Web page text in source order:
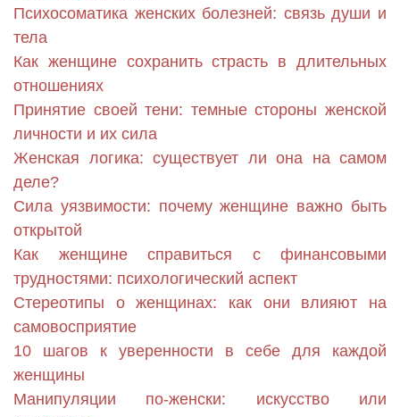
Психосоматика женских болезней: связь души и
тела
Как женщине сохранить страсть в длительных
отношениях
Принятие своей тени: темные стороны женской
личности и их сила
Женская логика: существует ли она на самом
деле?
Сила уязвимости: почему женщине важно быть
открытой
Как женщине справиться с финансовыми
трудностями: психологический аспект
Стереотипы о женщинах: как они влияют на
самовосприятие
10 шагов к уверенности в себе для каждой
женщины
Манипуляции по-женски: искусство или